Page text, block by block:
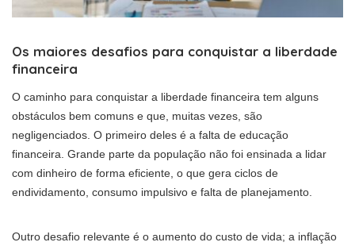
Os maiores desafios para conquistar a liberdade
financeira
O caminho para conquistar a liberdade financeira tem alguns
obstáculos bem comuns e que, muitas vezes, são
negligenciados. O primeiro deles é a falta de educação
financeira. Grande parte da população não foi ensinada a lidar
com dinheiro de forma eficiente, o que gera ciclos de
endividamento, consumo impulsivo e falta de planejamento.
Outro desafio relevante é o aumento do custo de vida; a inflação